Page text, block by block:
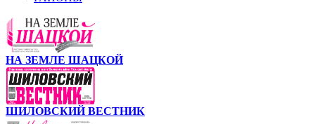
НА ЗЕМЛЕ ШАЦКОЙ
ШИЛОВСКИЙ ВЕСТНИК